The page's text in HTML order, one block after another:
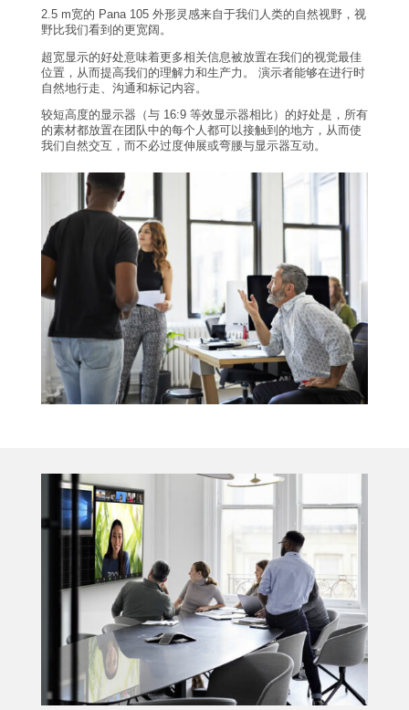
2.5 m宽的 Pana 105 外形灵感来自于我们人类的自然视野，视
野比我们看到的更宽阔。
超宽显示的好处意味着更多相关信息被放置在我们的视觉最佳
位置，从而提高我们的理解力和生产力。 演示者能够在进行时
自然地行走、沟通和标记内容。
较短高度的显示器（与16:9 等效显示器相比）的好处是，所有
的素材都放置在团队中的每个人都可以接触到的地方，从而使
我们自然交互，而不必过度伸展或弯腰与显示器互动。